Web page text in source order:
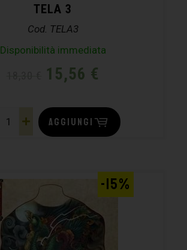
TELA 3
Cod. TELA3
Disponibilità immediata
15,56 €
AGGIUNGI
-15%